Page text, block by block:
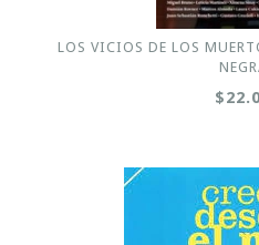
LOS VICIOS DE LOS